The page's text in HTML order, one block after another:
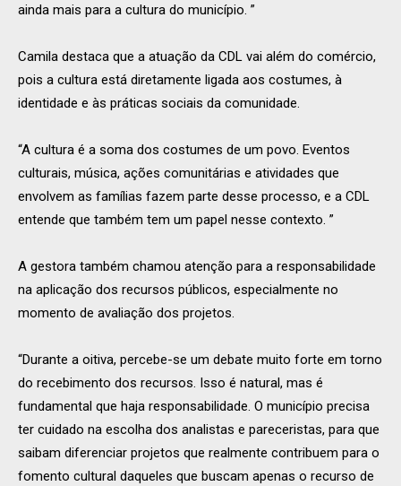
ainda mais para a cultura do município. ”
Camila destaca que a atuação da CDL vai além do comércio,
pois a cultura está diretamente ligada aos costumes, à
identidade e às práticas sociais da comunidade.
“A cultura é a soma dos costumes de um povo. Eventos
culturais, música, ações comunitárias e atividades que
envolvem as famílias fazem parte desse processo, e a CDL
entende que também tem um papel nesse contexto. ”
A gestora também chamou atenção para a responsabilidade
na aplicação dos recursos públicos, especialmente no
momento de avaliação dos projetos.
“Durante a oitiva, percebe-se um debate muito forte em torno
do recebimento dos recursos. Isso é natural, mas é
fundamental que haja responsabilidade. O município precisa
ter cuidado na escolha dos analistas e pareceristas, para que
saibam diferenciar projetos que realmente contribuem para o
fomento cultural daqueles que buscam apenas o recurso de